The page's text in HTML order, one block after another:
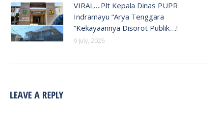
VIRAL….Plt Kepala Dinas PUPR
Indramayu “Arya Tenggara
“Kekayaannya Disorot Publik….!
9 July, 2026
LEAVE A REPLY